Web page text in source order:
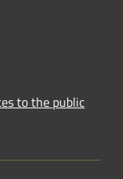
to the public